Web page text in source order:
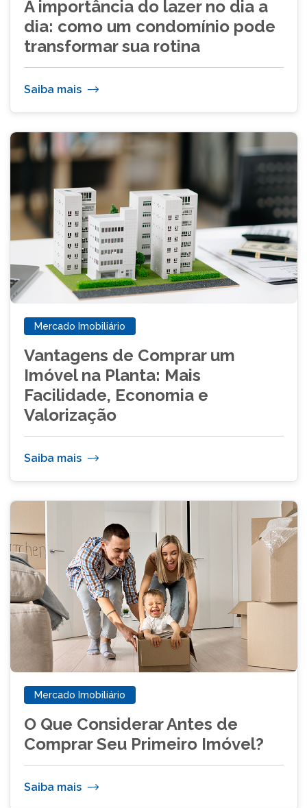
A importância do lazer no dia a
dia: como um condomínio pode
transformar sua rotina
Saiba mais
Mercado Imobiliário
Vantagens de Comprar um
Imóvel na Planta: Mais
Facilidade, Economia e
Valorização
Saiba mais
Mercado Imobiliário
O Que Considerar Antes de
Comprar Seu Primeiro Imóvel?
Saiba mais